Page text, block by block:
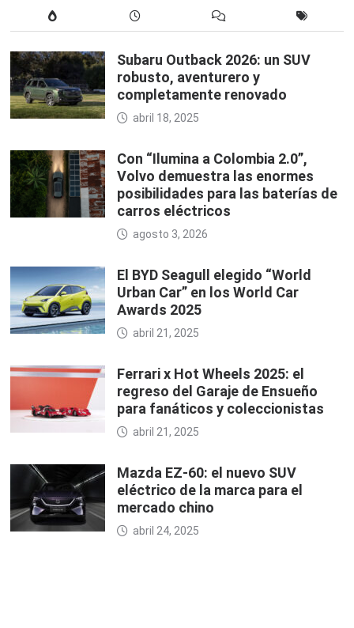
Subaru Outback 2026: un SUV
robusto, aventurero y
completamente renovado
abril 18, 2025
Con “Ilumina a Colombia 2.0”,
Volvo demuestra las enormes
posibilidades para las baterías de
carros eléctricos
agosto 3, 2026
El BYD Seagull elegido “World
Urban Car” en los World Car
Awards 2025
abril 21, 2025
Ferrari x Hot Wheels 2025: el
regreso del Garaje de Ensueño
para fanáticos y coleccionistas
abril 21, 2025
Mazda EZ-60: el nuevo SUV
eléctrico de la marca para el
mercado chino
abril 24, 2025